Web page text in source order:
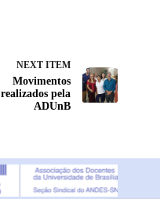
NEXT ITEM
Movimentos
realizados pela
ADUnB